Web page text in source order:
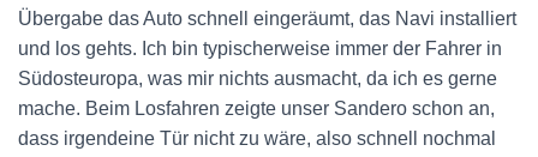
Übergabe das Auto schnell eingeräumt, das Navi installiert
und los gehts. Ich bin typischerweise immer der Fahrer in
Südosteuropa, was mir nichts ausmacht, da ich es gerne
mache. Beim Losfahren zeigte unser Sandero schon an,
dass irgendeine Tür nicht zu wäre, also schnell nochmal